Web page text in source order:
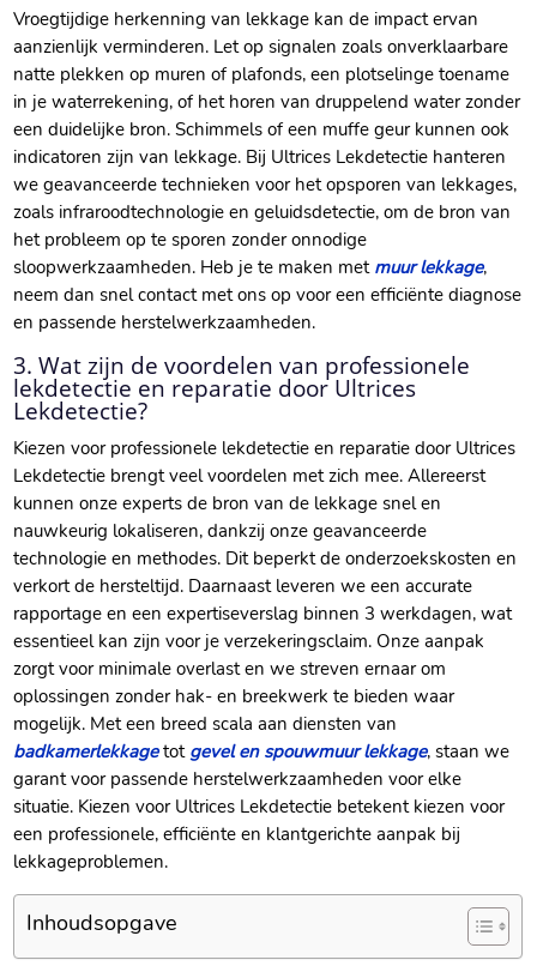
Vroegtijdige herkenning van lekkage kan de impact ervan
aanzienlijk verminderen. Let op signalen zoals onverklaarbare
natte plekken op muren of plafonds, een plotselinge toename
in je waterrekening, of het horen van druppelend water zonder
een duidelijke bron. Schimmels of een muffe geur kunnen ook
indicatoren zijn van lekkage. Bij Ultrices Lekdetectie hanteren
we geavanceerde technieken voor het opsporen van lekkages,
zoals infraroodtechnologie en geluidsdetectie, om de bron van
het probleem op te sporen zonder onnodige
sloopwerkzaamheden. Heb je te maken met muur lekkage,
neem dan snel contact met ons op voor een efficiënte diagnose
en passende herstelwerkzaamheden.
3. Wat zijn de voordelen van professionele
lekdetectie en reparatie door Ultrices
Lekdetectie?
Kiezen voor professionele lekdetectie en reparatie door Ultrices
Lekdetectie brengt veel voordelen met zich mee. Allereerst
kunnen onze experts de bron van de lekkage snel en
nauwkeurig lokaliseren, dankzij onze geavanceerde
technologie en methodes. Dit beperkt de onderzoekskosten en
verkort de hersteltijd. Daarnaast leveren we een accurate
rapportage en een expertiseverslag binnen 3 werkdagen, wat
essentieel kan zijn voor je verzekeringsclaim. Onze aanpak
zorgt voor minimale overlast en we streven ernaar om
oplossingen zonder hak- en breekwerk te bieden waar
mogelijk. Met een breed scala aan diensten van
badkamerlekkagetot gevel en spouwmuur lekkage, staan we
garant voor passende herstelwerkzaamheden voor elke
situatie. Kiezen voor Ultrices Lekdetectie betekent kiezen voor
een professionele, efficiënte en klantgerichte aanpak bij
lekkageproblemen.
Inhoudsopgave